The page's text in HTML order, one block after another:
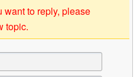
want to reply, please
topic.